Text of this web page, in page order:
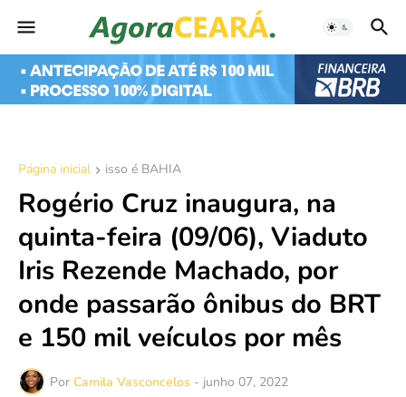
Página inicial isso é BAHIA
Rogério Cruz inaugura, na
quinta-feira (09/06), Viaduto
Iris Rezende Machado, por
onde passarão ônibus do BRT
e 150 mil veículos por mês
Por Camila Vasconcelos - junho 07, 2022